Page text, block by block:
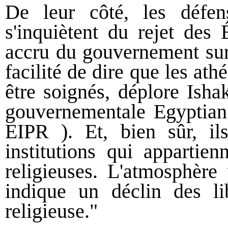
De leur côté, les
s'inquiètent du rejet des
accru du gouvernement
facilité de dire que les
être soignés, déplore
gouvernementale
EIPR ). Et, bien sûr,
institutions qui
religieuses.
indique un déclin des
religieuse."